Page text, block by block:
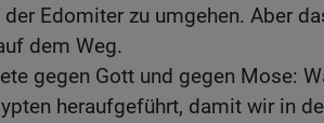
Edomiter zu umgehen. Aber
dem Weg.
gegen Gott und gegen Mose:
heraufgeführt, damit wir in